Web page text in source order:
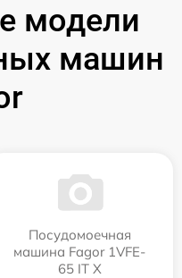
модели
машин
Посудомоечная
машина Fagor 1VFE-
65 IT X